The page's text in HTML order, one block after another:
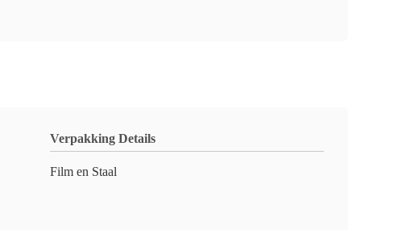
Verpakking Details
Film en Staal